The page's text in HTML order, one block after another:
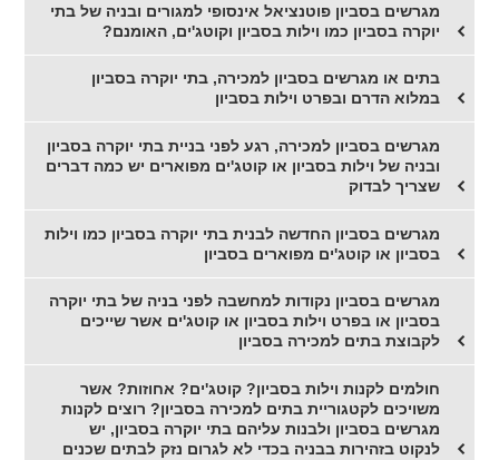
מגרשים בסביון פוטנציאל אינסופי למגורים ובניה של בתי
יוקרה בסביון כמו וילות בסביון וקוטג'ים, האומנם?
בתים או מגרשים בסביון למכירה, בתי יוקרה בסביון
במלוא הדרם ובפרט וילות בסביון
מגרשים בסביון למכירה, רגע לפני בניית בתי יוקרה בסביון
ובניה של וילות בסביון או קוטג'ים מפוארים יש כמה דברים
שצריך לבדוק
מגרשים בסביון החדשה לבנית בתי יוקרה בסביון כמו וילות
בסביון או קוטג'ים מפוארים בסביון
מגרשים בסביון נקודות למחשבה לפני בניה של בתי יוקרה
בסביון או בפרט וילות בסביון או קוטג'ים אשר שייכים
לקבוצת בתים למכירה בסביון
חולמים לקנות וילות בסביון? קוטג'ים? אחוזות? אשר
משויכים לקטגוריית בתים למכירה בסביון? רוצים לקנות
מגרשים בסביון ולבנות עליהם בתי יוקרה בסביון, יש
לנקוט בזהירות בבניה בכדי לא לגרום נזק לבתים שכנים